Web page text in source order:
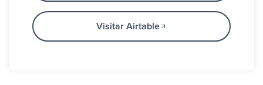
Visitar Airtable